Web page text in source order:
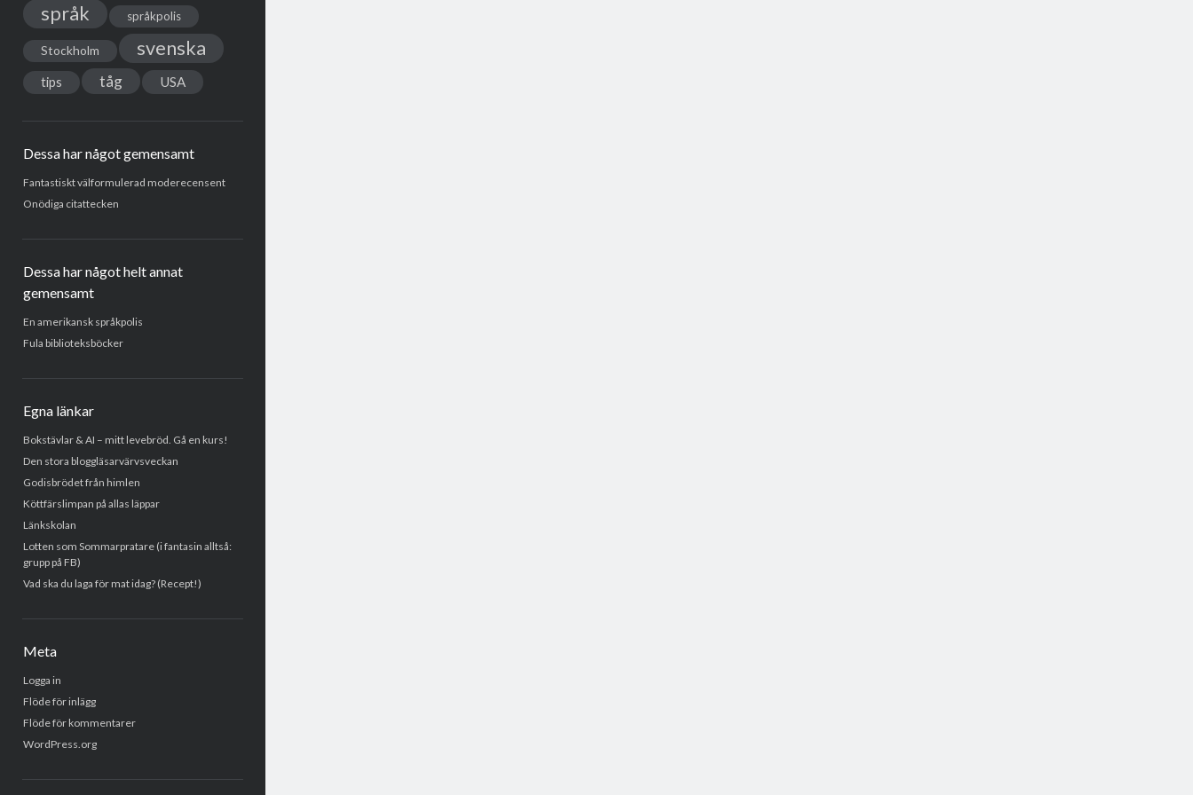
språk språkpolis
Stockholm svenska
tips tåg USA
Dessa har något gemensamt
Fantastiskt välformulerad moderecensent
Onödiga citattecken
Dessa har något helt annat
gemensamt
En amerikansk språkpolis
Fula biblioteksböcker
Egna länkar
Bokstävlar & AI – mitt levebröd. Gå en kurs!
Den stora bloggläsarvärvsveckan
Godisbrödet från himlen
Köttfärslimpan på allas läppar
Länkskolan
Lotten som Sommarpratare (i fantasin alltså:
grupp på FB)
Vad ska du laga för mat idag? (Recept!)
Meta
Logga in
Flöde för inlägg
Flöde för kommentarer
WordPress.org